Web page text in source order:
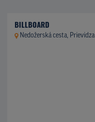
BILLBOARD
Nedožerská cesta, Prievidza